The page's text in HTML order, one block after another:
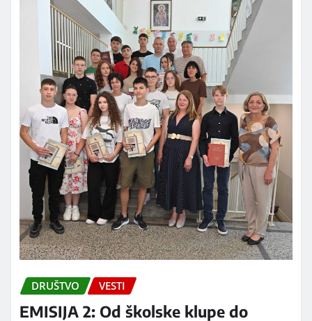
DRUŠTVO VESTI
EMISIJA 2: Od školske klupe do